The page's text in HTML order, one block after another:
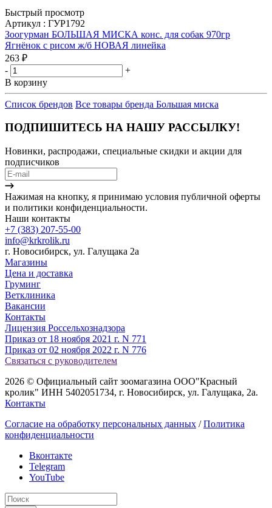
Быстрый просмотр
Артикул : ГУР1792
Зоогурман БОЛЬШАЯ МИСКА конс. для собак 970гр
Ягнёнок с рисом ж/б НОВАЯ линейка
263 ₽
-
+
В корзину
Список брендов Все товары бренда Большая миска
ПОДПИШИТЕСЬ НА НАШУ РАССЫЛКУ!
Новинки, распродажи, специальные скидки и акции для
подписчиков
Нажимая на кнопку, я принимаю условия публичной оферты
и политики конфиденциальности.
Наши контакты
+7 (383) 207-55-00
info@krkrolik.ru
г. Новосибирск, ул. Галущака 2а
Магазины
Цена и доставка
Груминг
Ветклиника
Вакансии
Контакты
Лицензия Россельхознадзора
Приказ от 18 ноября 2021 г. N 771
Приказ от 02 ноября 2022 г. N 776
Связаться с руководителем
2026 © Официальный сайт зоомагазина ООО"Красный
кролик" ИНН 5402051734, г. Новосибирск, ул. Галущака, 2а.
Контакты
Согласие на обработку персональных данных /Политика
конфиденциальности
Вконтакте
Telegram
YouTube